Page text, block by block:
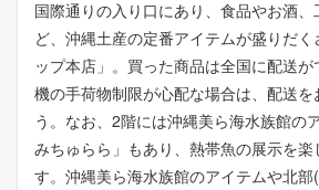
国際通りの入り口にあり、食品やお酒
ど、沖縄土産の定番アイテムが盛りだく
ップ本店」。買った商品は全国に配送
機の手荷物制限が心配な場合は、配送を
う。なお、2階には沖縄美ら海水族館の
みちゅらら」もあり、熱帯魚の展示を楽
す。沖縄美ら海水族館のアイテムや北